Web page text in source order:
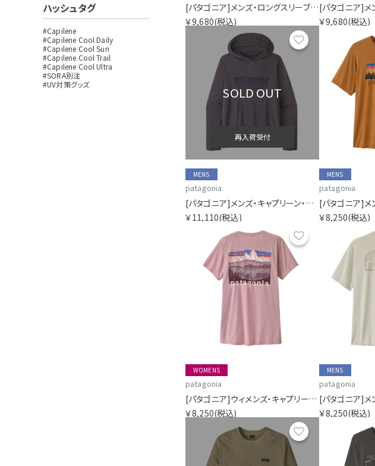
ハッシュタグ
#Capilene
#Capilene Cool Daily
#Capilene Cool Sun
#Capilene Cool Trail
#Capilene Cool Ultra
#SORA別注
#UV対策グッズ
[パタゴニア]メンズ・ロングスリーブ・キャプリーン・クール・デイリー・シャツ（グレート・ウェーブス）
￥9,680(税込)
￥9,680(税込)
SOLD OUT
再入荷受付
MENS
patagonia
[パタゴニア]メンズ・キャプリーン・クール・デイリー・フーディ（ハット・トリッパー）
￥11,110(税込)
MENS
patagonia
￥8,250(税込)
WOMENS
patagonia
[パタゴニア]ウィメンズ・キャプリーン・クール・デイリー・シャツ（フィッツロイ・フットヒルズ）
￥8,250(税込)
MENS
patagonia
￥8,250(税込)